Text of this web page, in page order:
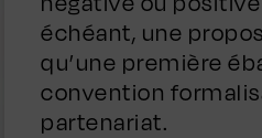
échéant, une
qu’une première
convention
partenariat.